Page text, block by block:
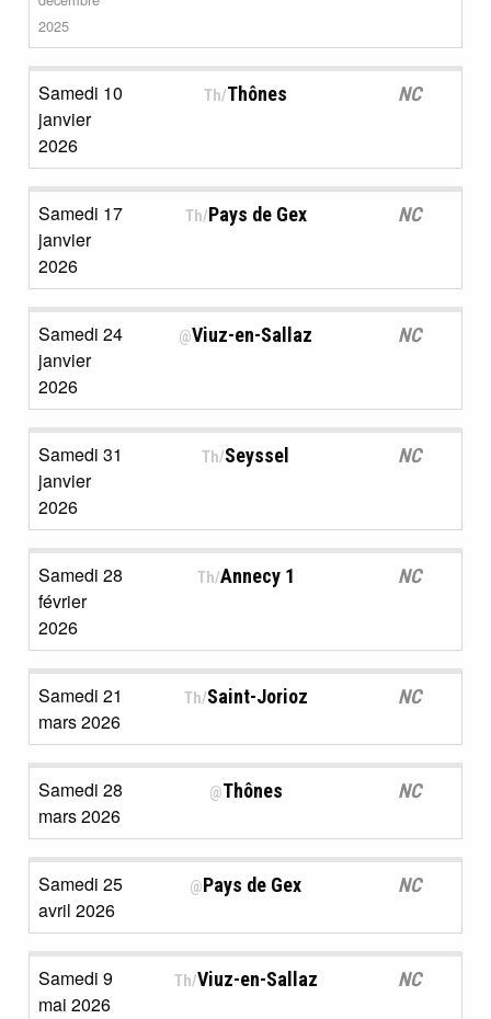
2025
Samedi 10
janvier
2026
Th/Thônes NC
Samedi 17
janvier
2026
Th/Pays de Gex NC
Samedi 24
janvier
2026
@Viuz-en-Sallaz NC
Samedi 31
janvier
2026
Th/Seyssel NC
Samedi 28
février
2026
Th/Annecy 1 NC
Samedi 21
mars 2026
Th/Saint-Jorioz NC
Samedi 28
mars 2026
@Thônes NC
Samedi 25
avril 2026
@Pays de Gex NC
Samedi 9
mai 2026
Th/Viuz-en-Sallaz NC